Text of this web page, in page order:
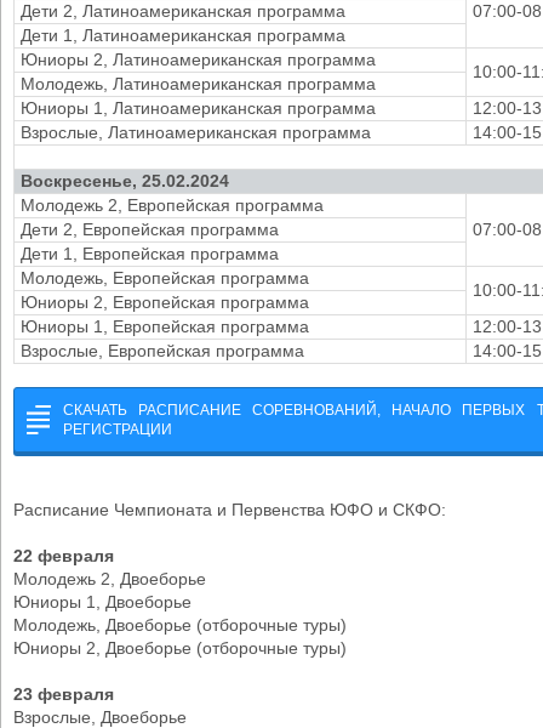
07:00-
Дети 2, Латиноамериканская программа
Дети 1, Латиноамериканская программа
Юниоры 2, Латиноамериканская программа
10:00-
Молодежь, Латиноамериканская программа
Юниоры 1, Латиноамериканская программа
12:00-
Взрослые, Латиноамериканская программа
14:00-
Воскресенье, 25.02.2024
Молодежь 2, Европейская программа
07:00-
Дети 2, Европейская программа
Дети 1, Европейская программа
Молодежь, Европейская программа
10:00-
Юниоры 2, Европейская программа
Юниоры 1, Европейская программа
12:00-
Взрослые, Европейская программа
14:00-
СКАЧАТЬ РАСПИСАНИЕ СОРЕВНОВАНИЙ, НАЧАЛО ПЕРВЫХ
РЕГИСТРАЦИИ
Расписание Чемпионата и Первенства ЮФО и СКФО:
22 февраля
Молодежь 2, Двоеборье
Юниоры 1, Двоеборье
Молодежь, Двоеборье (отборочные туры)
Юниоры 2, Двоеборье (отборочные туры)
23 февраля
Взрослые, Двоеборье